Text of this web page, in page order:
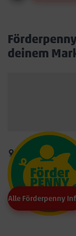
deinem
Alle Förderpenny